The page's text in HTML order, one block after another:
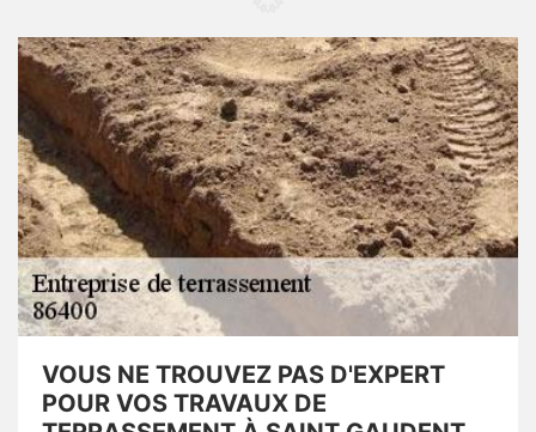
VOUS NE TROUVEZ PAS D'EXPERT
POUR VOS TRAVAUX DE